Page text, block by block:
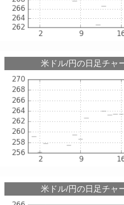
米ドル/円の日足チャ
米ドル/円の日足チャ